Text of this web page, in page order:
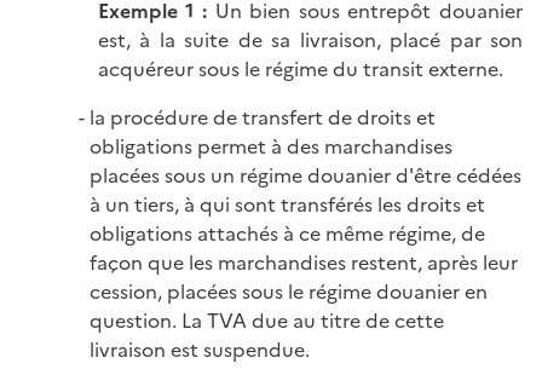
Exemple 1 : Un bien sous entrepôt douanier
est, à la suite de sa livraison, placé par son
acquéreur sous le régime du transit externe.
la procédure de transfert de droits et
obligations permet à des marchandises
placées sous un régime douanier d'être cédées
à un tiers, à qui sont transférés les droits et
obligations attachés à ce même régime, de
façon que les marchandises restent, après leur
cession, placées sous le régime douanier en
question. La TVA due au titre de cette
livraison est suspendue.